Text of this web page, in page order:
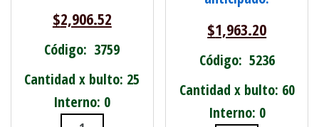
$2,906.52
Código: 3759
Cantidad x bulto: 25
Interno: 0
$1,963.20
Código: 5236
Cantidad x bulto: 60
Interno: 0